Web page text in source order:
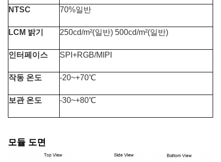
NTSC 70%일반
LCM 밝기 250cd/m²(일반) 500cd/m²(일반)
인터페이스 SPI+RGB/MIPI
작동 온도 -20~+70℃
보관 온도 -30~+80℃
모듈 도면